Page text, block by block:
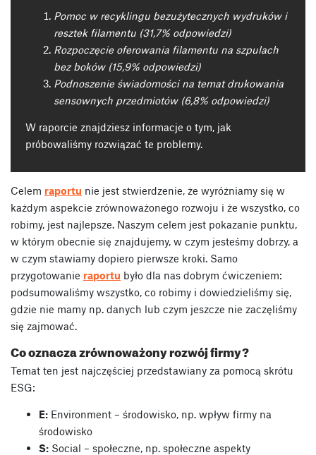
Pomoc w recyklingu bezużytecznych wydruków i
resztek filamentu (31,7% odpowiedzi)
Rozpoczęcie oferowania filamentu na szpulach
bez boków (15,9% odpowiedzi)
Podnoszenie świadomości na temat drukowania
sensownych przedmiotów (6,8% odpowiedzi)
W raporcie znajdziesz informacje o tym, jak
próbowaliśmy rozwiązać te problemy.
Celem raportu nie jest stwierdzenie, że wyróżniamy się w
każdym aspekcie zrównoważonego rozwoju i że wszystko, co
robimy, jest najlepsze. Naszym celem jest pokazanie punktu,
w którym obecnie się znajdujemy, w czym jesteśmy dobrzy, a
w czym stawiamy dopiero pierwsze kroki. Samo
przygotowanie raportu było dla nas dobrym ćwiczeniem:
podsumowaliśmy wszystko, co robimy i dowiedzieliśmy się,
gdzie nie mamy np. danych lub czym jeszcze nie zaczęliśmy
się zajmować.
Co oznacza zrównoważony rozwój firmy?
Temat ten jest najczęściej przedstawiany za pomocą skrótu
ESG:
E: Environment – środowisko, np. wpływ firmy na
środowisko
S: Social – społeczne, np. społeczne aspekty